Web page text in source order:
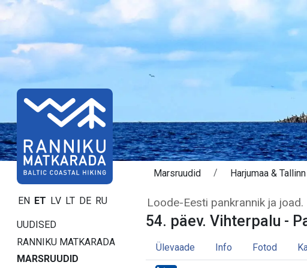
EN ET LV LT DE RU
UUDISED
RANNIKU MATKARADA
MARSRUUDID
Marsruudid Harjumaa & Tallinn
Päev 54. Vihterpalu
Loode-Eesti pankrannik ja joad.
54. päev. Vihterpalu -
Ülevaade Info Fotod